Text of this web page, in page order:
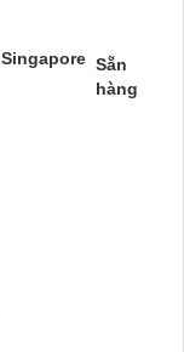
Singapore Sẵn
hàng